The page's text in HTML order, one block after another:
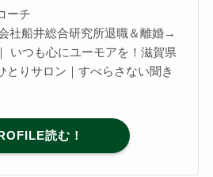
ーチ
社船井総合研究所退職＆離婚→
いつも心にユーモアを！滋賀県
とりサロン｜すべらさない聞き
読む！